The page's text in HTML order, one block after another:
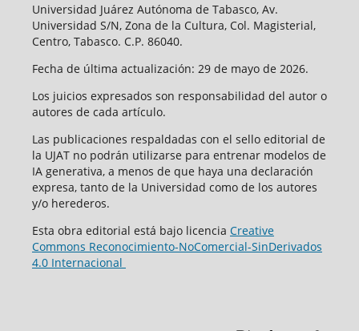
Universidad Juárez Autónoma de Tabasco, Av.
Universidad S/N, Zona de la Cultura, Col. Magisterial,
Centro, Tabasco. C.P. 86040.
Fecha de última actualización: 29 de mayo de 2026.
Los juicios expresados son responsabilidad del autor o
autores de cada artículo.
Las publicaciones respaldadas con el sello editorial de
la UJAT no podrán utilizarse para entrenar modelos de
IA generativa, a menos de que haya una declaración
expresa, tanto de la Universidad como de los autores
y/o herederos.
Esta obra editorial está bajo licencia Creative
Commons Reconocimiento-NoComercial-SinDerivados
4.0 Internacional